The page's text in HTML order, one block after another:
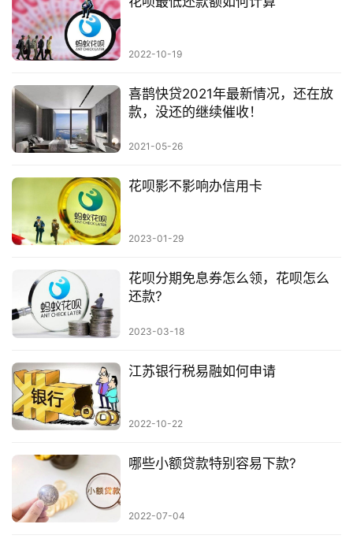
2022-10-19
喜鹊快贷2021年最新情况，还在放
款，没还的继续催收！
2021-05-26
花呗影不影响办信用卡
2023-01-29
花呗分期免息券怎么领，花呗怎么
还款?
2023-03-18
江苏银行税易融如何申请
2022-10-22
哪些小额贷款特别容易下款?
2022-07-04